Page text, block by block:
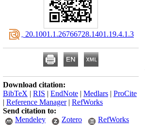
‎ 20.1001.1.26766728.1401.19.4.1.3
Download citation:
BibTeX | RIS | EndNote | Medlars | ProCite
| Reference Manager| RefWorks
Send citation to:
Mendeley
Zotero RefWorks